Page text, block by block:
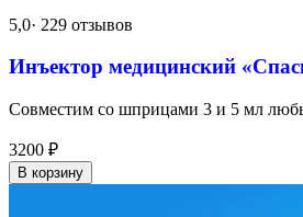
5,0· 229 отзывов
Инъектор медицинский
Совместим со шприцами 3 и 5 мл
3200 ₽
В корзину